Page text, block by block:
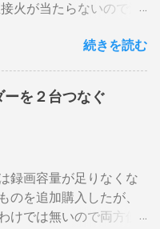
火が当たらないので温
ラム内の温度が測れ
に時間がかかる） 多少
ャフが飛び散らない 焙
よる温度変化は殆どな
ない ガスコンロでは熱
ゼ８分以内でなら200g
上はガスコンロの強火
続きを読む
を２台つなぐ
録画容量が足りなくな
のを追加購入したが、
けでは無いので両方使